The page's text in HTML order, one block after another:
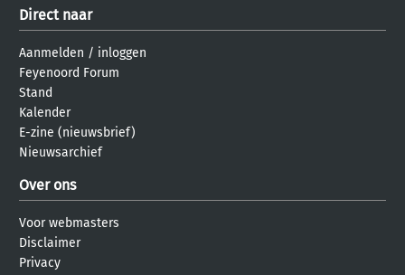
Direct naar
Aanmelden / inloggen
Feyenoord Forum
Stand
Kalender
E-zine (nieuwsbrief)
Nieuwsarchief
Over ons
Voor webmasters
Disclaimer
Privacy